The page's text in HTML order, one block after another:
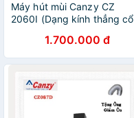
Máy hút mùi Canzy CZ
2060I (Dạng kính thẳng cổ
1.700.000 đ